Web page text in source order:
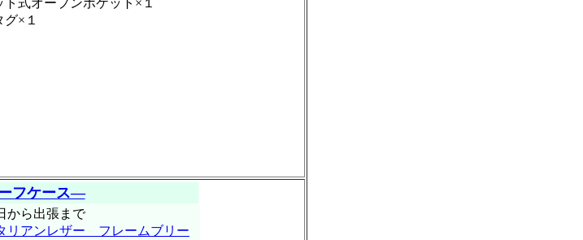
ト式オープンポケット×１
×１
フケース―
から出張まで
リアンレザー フレームブリー